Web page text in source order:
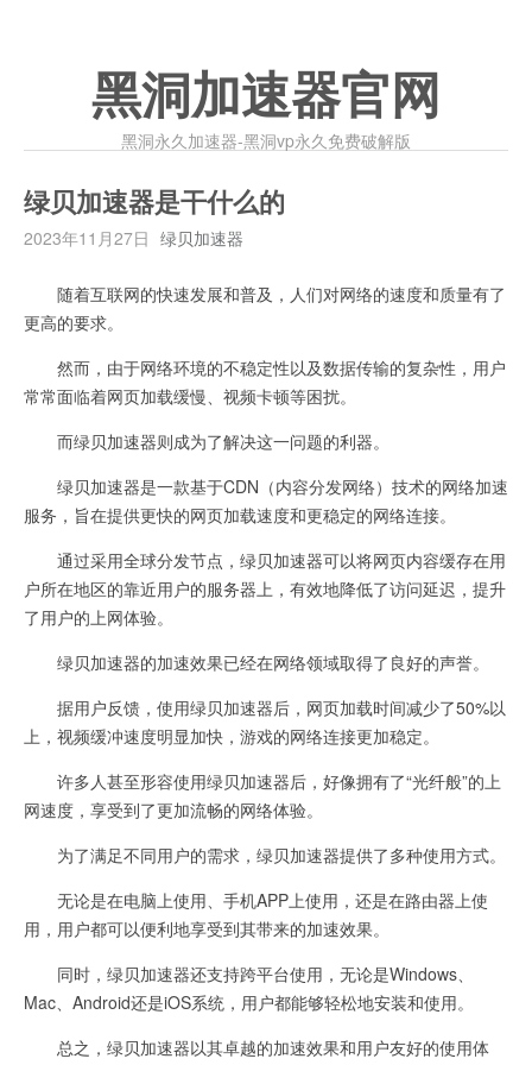
黑洞加速器官网
黑洞永久加速器-黑洞vp永久免费破解版
绿贝加速器是干什么的
2023年11月27日 绿贝加速器
随着互联网的快速发展和普及，人们对网络的速度和质量有了
更高的要求。
然而，由于网络环境的不稳定性以及数据传输的复杂性，用户
常常面临着网页加载缓慢、视频卡顿等困扰。
而绿贝加速器则成为了解决这一问题的利器。
绿贝加速器是一款基于CDN（内容分发网络）技术的网络加速
服务，旨在提供更快的网页加载速度和更稳定的网络连接。
通过采用全球分发节点，绿贝加速器可以将网页内容缓存在用
户所在地区的靠近用户的服务器上，有效地降低了访问延迟，提升
了用户的上网体验。
绿贝加速器的加速效果已经在网络领域取得了良好的声誉。
据用户反馈，使用绿贝加速器后，网页加载时间减少了50%以
上，视频缓冲速度明显加快，游戏的网络连接更加稳定。
许多人甚至形容使用绿贝加速器后，好像拥有了“光纤般”的上
网速度，享受到了更加流畅的网络体验。
为了满足不同用户的需求，绿贝加速器提供了多种使用方式。
无论是在电脑上使用、手机APP上使用，还是在路由器上使
用，用户都可以便利地享受到其带来的加速效果。
同时，绿贝加速器还支持跨平台使用，无论是Windows、
Mac、Android还是iOS系统，用户都能够轻松地安装和使用。
总之，绿贝加速器以其卓越的加速效果和用户友好的使用体